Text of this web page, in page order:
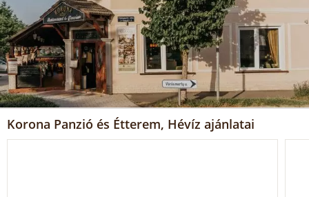
Korona Panzió és Étterem, Hévíz ajánlatai